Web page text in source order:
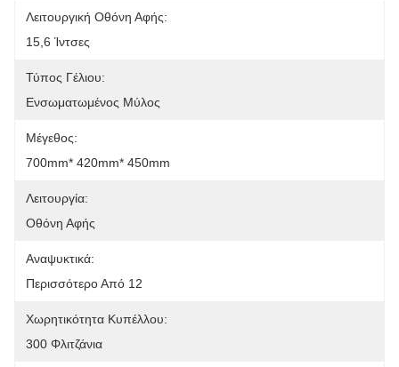
Λειτουργική Οθόνη Αφής:
15,6 Ίντσες
Τύπος Γέλιου:
Ενσωματωμένος Μύλος
Μέγεθος:
700mm* 420mm* 450mm
Λειτουργία:
Οθόνη Αφής
Αναψυκτικά:
Περισσότερο Από 12
Χωρητικότητα Κυπέλλου:
300 Φλιτζάνια